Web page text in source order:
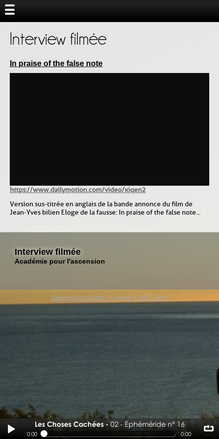
Interview filmée
In praise of the false note
https://www.dailymotion.com/video/xiqen2
Version sus-titrée en anglais de la bande annonce du film de
Jean-Yves bilien Eloge de la fausse : In praise of the false note...
Interview filmée
Académie pour l'ascension
Les Choses Cachées 02 - Éphéméride n° 16
0:00 0:00
02 - Éphéméride n° 16
Designed by touche 2 lumiere © 2012-2020